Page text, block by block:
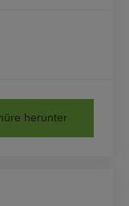
herunter